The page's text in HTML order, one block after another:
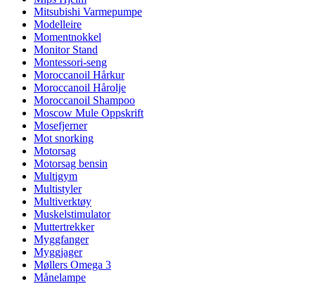
Mitsubishi Varmepumpe
Modelleire
Momentnokkel
Monitor Stand
Montessori-seng
Moroccanoil Hårkur
Moroccanoil Hårolje
Moroccanoil Shampoo
Moscow Mule Oppskrift
Mosefjerner
Mot snorking
Motorsag
Motorsag bensin
Multigym
Multistyler
Multiverktøy
Muskelstimulator
Muttertrekker
Myggfanger
Myggjager
Møllers Omega 3
Månelampe